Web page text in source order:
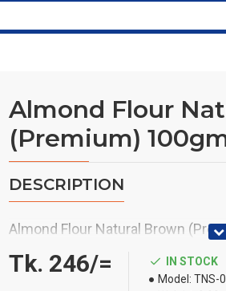
Almond Flour
(Premium)
DESCRIPTION
Almond Flour Natural Brown
Tk. 246/=
IN STOCK
Model: TNS-